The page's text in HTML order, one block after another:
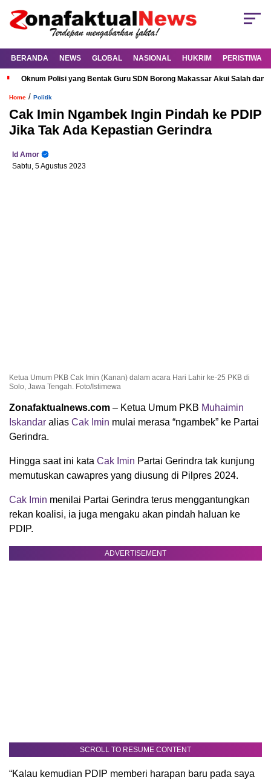
BERANDA NEWS GLOBAL NASIONAL HUKRIM PERISTIWA
Oknum Polisi yang Bentak Guru SDN Borong Makassar Akui Salah dan
Home / Politik
Cak Imin Ngambek Ingin Pindah ke PDIP
Jika Tak Ada Kepastian Gerindra
Id Amor
Sabtu, 5 Agustus 2023
Ketua Umum PKB Cak Imin (Kanan) dalam acara Hari Lahir ke-25 PKB di
Solo, Jawa Tengah. Foto/Istimewa
Zonafaktualnews.com – Ketua Umum PKB Muhaimin
Iskandar alias Cak Imin mulai merasa “ngambek” ke Partai
Gerindra.
Hingga saat ini kata Cak Imin Partai Gerindra tak kunjung
memutuskan cawapres yang diusung di Pilpres 2024.
Cak Imin menilai Partai Gerindra terus menggantungkan
rekan koalisi, ia juga mengaku akan pindah haluan ke
PDIP.
ADVERTISEMENT
SCROLL TO RESUME CONTENT
“Kalau kemudian PDIP memberi harapan baru pada saya